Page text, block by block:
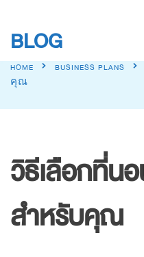
BLOG
HOME BUSINESS PLANS
คุณ​
วิธีเลือกที่นอ
สำหรับคุณ​